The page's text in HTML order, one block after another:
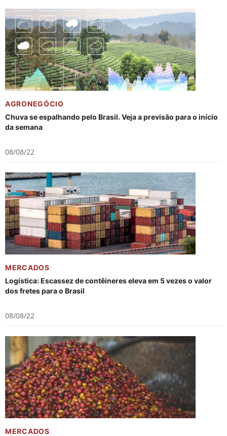
AGRONEGÓCIO
Chuva se espalhando pelo Brasil. Veja a previsão para o início
da semana
08/08/22
MERCADOS
Logística: Escassez de contêineres eleva em 5 vezes o valor
dos fretes para o Brasil
08/08/22
MERCADOS